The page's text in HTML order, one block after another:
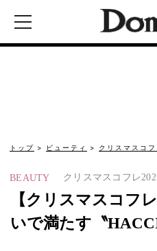
トップ ビューティ クリスマスコ
BEAUTY クリスマスコフレ
【クリスマスコフ
いで満たす〝